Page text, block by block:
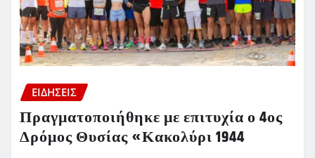
ΕΙΔΗΣΕΙΣ
Πραγματοποιήθηκε με επιτυχία ο 4ος
Δρόμος Θυσίας «Κακολύρι 1944